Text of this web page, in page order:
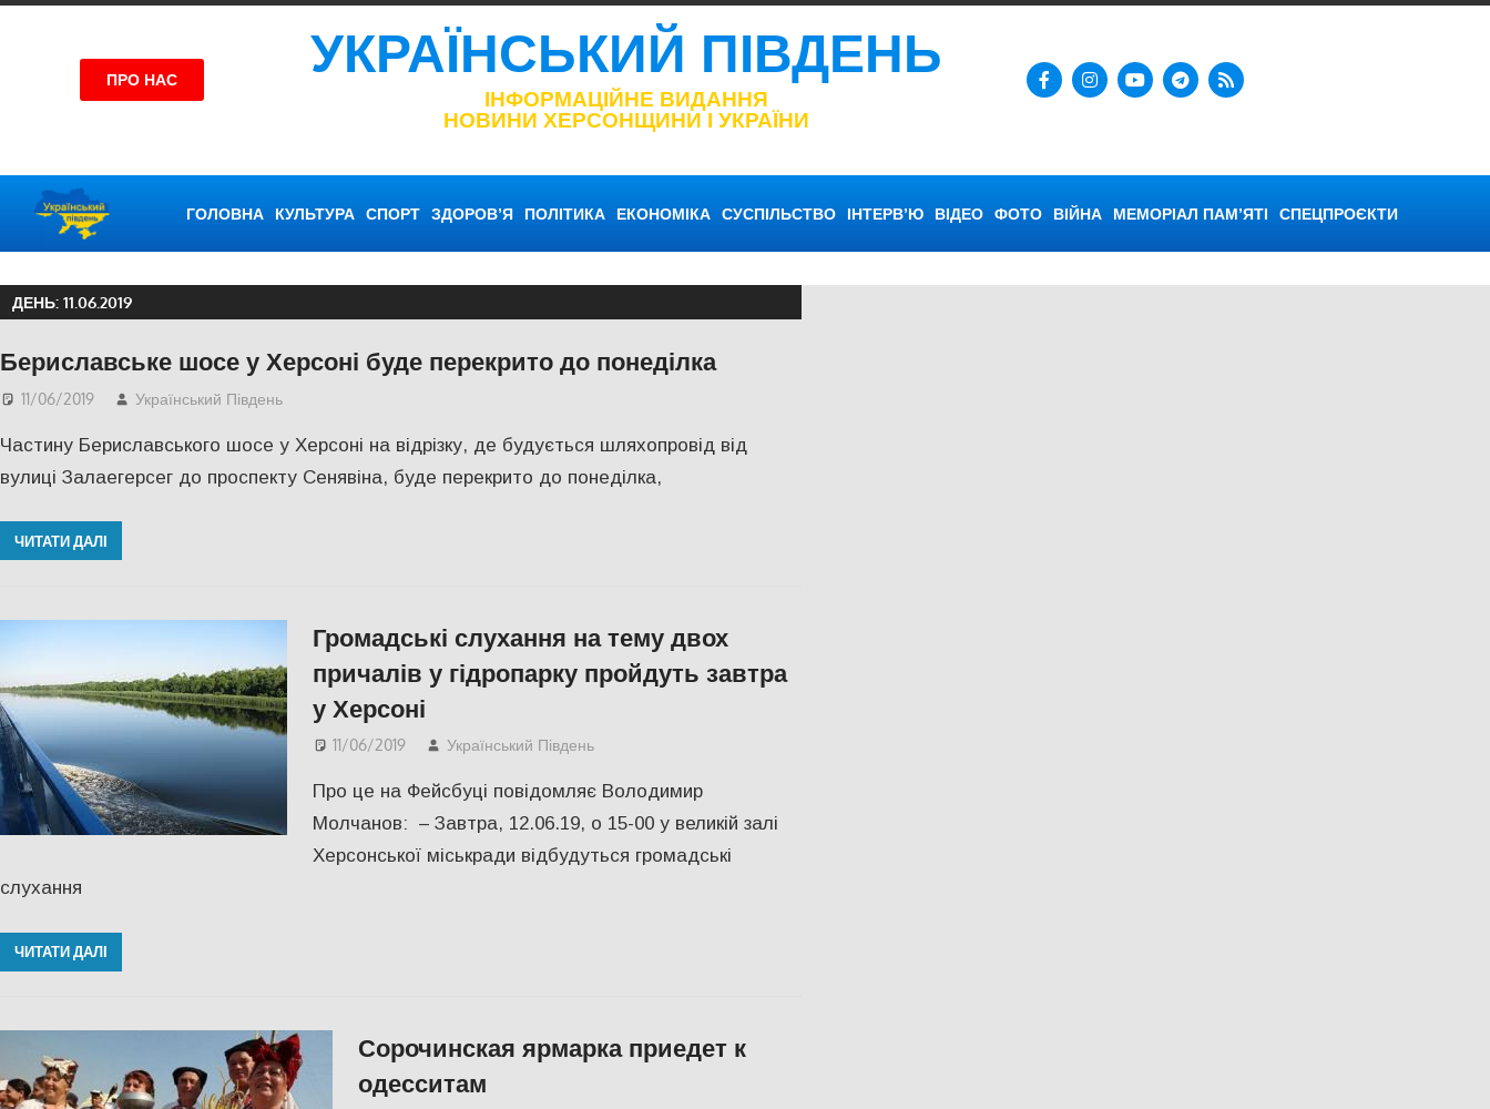
ПРО НАС УКРАЇНСЬКИЙ ПІВДЕНЬ
ІНФОРМАЦІЙНЕ ВИДАННЯ
НОВИНИ ХЕРСОНЩИНИ І УКРАЇНИ
ГОЛОВНА КУЛЬТУРА СПОРТ ЗДОРОВ’Я ПОЛІТИКА ЕКОНОМІКА СУСПІЛЬСТВО ІНТЕРВ’Ю ВІДЕО ФОТО ВІЙНА МЕМОРІАЛ ПАМ’ЯТІ СПЕЦПРОЄКТИ
ДЕНЬ:11.06.2019
Бериславське шосе у Херсоні буде перекрито до понеділка
11/06/2019 Український Південь
Частину Бериславського шосе у Херсоні на відрізку, де будується шляхопровід від
вулиці Залаегерсег до проспекту Сенявіна, буде перекрито до понеділка,
ЧИТАТИ ДАЛІ
Громадські слухання на тему двох
причалів у гідропарку пройдуть завтра
у Херсоні
11/06/2019 Український Південь
Про це на Фейсбуці повідомляє Володимир
Молчанов: – Завтра, 12.06.19, о 15-00 у великій залі
Херсонської міськради відбудуться громадські
слухання
ЧИТАТИ ДАЛІ
Сорочинская ярмарка приедет к
одесситам